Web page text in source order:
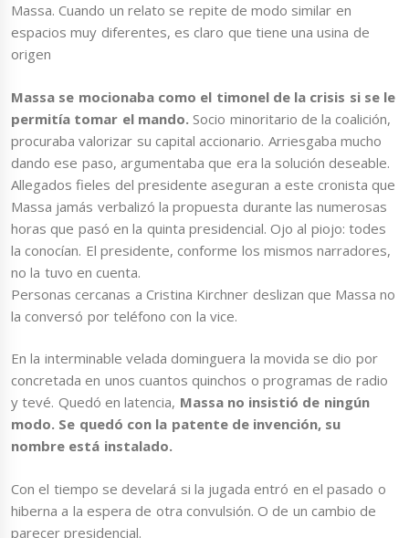
Massa. Cuando un relato se repite de modo similar en
espacios muy diferentes, es claro que tiene una usina de
origen
Massa se mocionaba como el timonel de la crisis si se le
permitía tomar el mando.Socio minoritario de la coalición,
procuraba valorizar su capital accionario. Arriesgaba mucho
dando ese paso, argumentaba que era la solución deseable.
Allegados fieles del presidente aseguran a este cronista que
Massa jamás verbalizó la propuesta durante las numerosas
horas que pasó en la quinta presidencial. Ojo al piojo: todes
la conocían. El presidente, conforme los mismos narradores,
no la tuvo en cuenta.
Personas cercanas a Cristina Kirchner deslizan que Massa no
la conversó por teléfono con la vice.
En la interminable velada dominguera la movida se dio por
concretada en unos cuantos quinchos o programas de radio
y tevé. Quedó en latencia, Massa no insistió de ningún
modo. Se quedó con la patente de invención, su
nombre está instalado.
Con el tiempo se develará si la jugada entró en el pasado o
hiberna a la espera de otra convulsión. O de un cambio de
parecer presidencial.